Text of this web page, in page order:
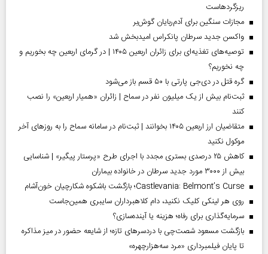
ریزگردهاست
مجازات سنگین برای آدم‌ربایان گوش‌بر
واکسن جدید سرطان پانکراس امیدبخش شد
توصیه‌های تغذیه‌ای برای زائران اربعین ۱۴۰۵ | در گرمای اربعین چه بخوریم و
چه نخوریم؟
گره قتل در دی‌جی پارتی با ۵۰ قسم باز می‌شود
ثبت‌نام بیش از یک میلیون نفر در سماح | زائران «همیار اربعین» را نصب
کنند
متقاضیان ارز اربعین ۱۴۰۵ بخوانند | ثبت‌نام در سامانه سماح را به روز‌های آخر
موکول نکنید
کاهش ۲۵ درصدی بستری مجدد با اجرای طرح «پرستار پیگیر» | شناسایی
بیش از ۳۰۰۰ مورد جدید سرطان در خانواده بیماران
Castlevania: Belmont’s Curse؛ بازگشت باشکوه شکارچیان خون‌آشام
روی هر لینکی کلیک نکنید، دام کلاهبرداران سایبری همین‌جاست
سرمایه‌گذاری برای رفاه؛ هزینه یا آینده‌سازی؟
بازگشت مسعود شصت‌چی با دردسر‌های تازه؛ از شایعه حضور در میز مذاکره
تا پایان فیلمبرداری «مرد سه‌هزارچهره»